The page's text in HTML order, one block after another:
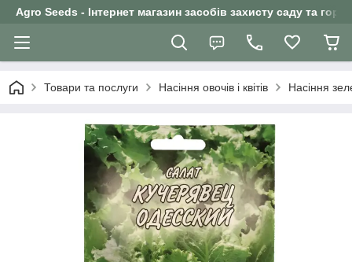
Agro Seeds - Інтернет магазин засобів захисту саду та
Товари та послуги Насіння овочів і квітів Насіння